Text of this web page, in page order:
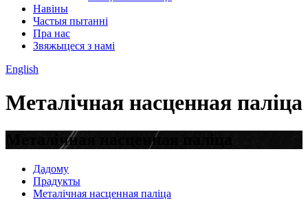
Навіны
Частыя пытанні
Пра нас
Звяжыцеся з намі
English
Металічная насценная паліца
Металічная насценная паліца
Дадому
Прадукты
Металічная насценная паліца